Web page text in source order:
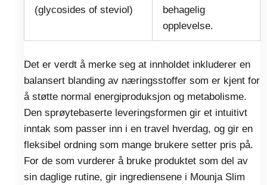
(glycosides of steviol)
behagelig
opplevelse.
Det er verdt å merke seg at innholdet inkluderer en
balansert blanding av næringsstoffer som er kjent for
å støtte normal energiproduksjon og metabolisme.
Den sprøytebaserte leveringsformen gir et intuitivt
inntak som passer inn i en travel hverdag, og gir en
fleksibel ordning som mange brukere setter pris på.
For de som vurderer å bruke produktet som del av
sin daglige rutine, gir ingrediensene i Mounja Slim